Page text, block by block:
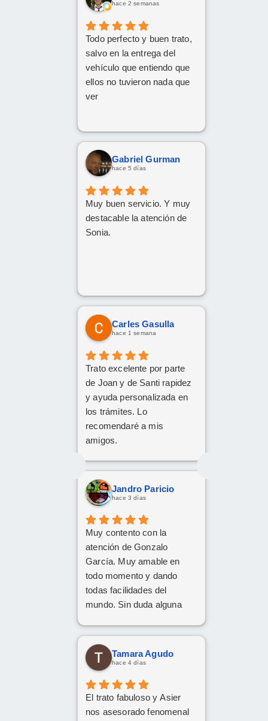
Gracias Carlos!
hace 2 semanas
Todo perfecto y buen trato,
salvo en la entrega del
vehículo que entiendo que
ellos no tuvieron nada que
ver
Gabriel Gurman
hace 5 días
Muy buen servicio. Y muy
destacable la atención de
Sonia.
Carles Gasulla
hace 1 semana
Trato excelente por parte
de Joan y de Santi rapidez
y ayuda personalizada en
los trámites. Lo
recomendaré a mis
amigos.
Jandro Paricio
hace 3 días
Muy contento con la
atención de Gonzalo
García. Muy amable en
todo momento y dando
todas facilidades del
mundo. Sin duda alguna
Tamara Agudo
hace 4 días
El trato fabuloso y Asier
nos asesorado fenomenal